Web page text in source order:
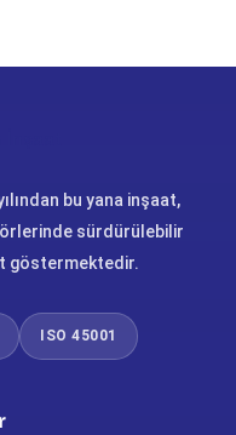
bu yana inşaat,
sürdürülebilir
göstermektedir.
ISO 45001